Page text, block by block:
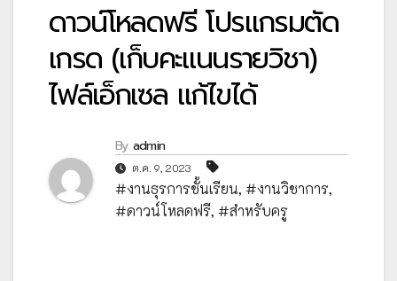
ดาวน์โหลดฟรี โปรแกรมตัด
เกรด (เก็บคะแนนรายวิชา)
ไฟล์เอ็กเซล แก้ไขได้
By admin
ต.ค. 9, 2023
#งานธุรการชั้นเรียน, #งานวิชาการ,
#ดาวน์โหลดฟรี, #สำหรับครู